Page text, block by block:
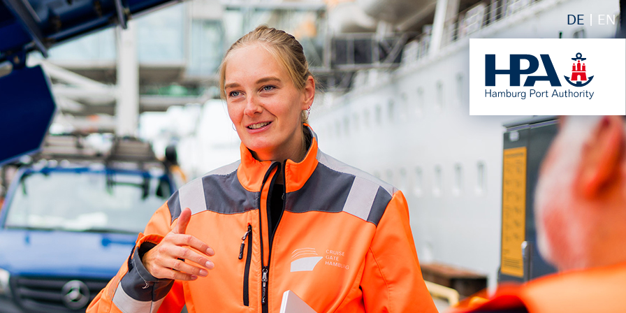
DE EN
Center der HPA
aller Verkehrsmeldungen im Hafen am